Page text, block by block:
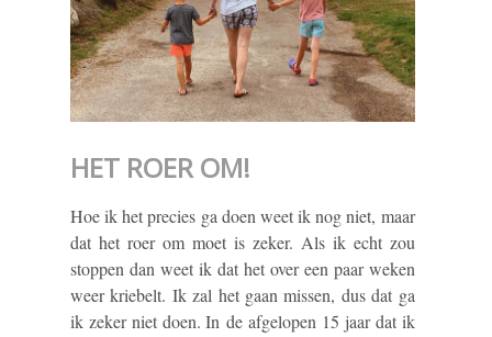
HET ROER OM!
Hoe ik het precies ga doen weet ik nog niet, maar
dat het roer om moet is zeker. Als ik echt zou
stoppen dan weet ik dat het over een paar weken
weer kriebelt. Ik zal het gaan missen, dus dat ga
ik zeker niet doen. In de afgelopen 15 jaar dat ik